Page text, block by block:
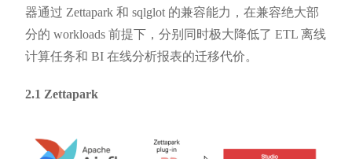
器通过 Zettapark 和 sqlglot 的兼容能力，在兼容绝大部
分的 workloads 前提下，分别同时极大降低了 ETL 离线
计算任务和 BI 在线分析报表的迁移代价。
2.1 Zettapark